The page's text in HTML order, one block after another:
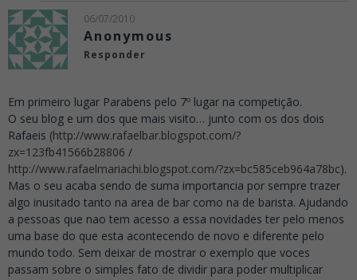
06/07/2010
Anonymous
Responder
Em primeiro lugar Parabens pelo 7º lugar na competição.
O seu blog e um dos que mais visito… junto com os dos dois
Rafaeis (http://www.rafaelbar.blogspot.com/?
zx=123fb41566b28806 /
http://www.rafaelmariachi.blogspot.com/?zx=bc585ceb964a78bc).
Mas o seu acaba sendo de suma importancia por sempre trazer
algo inusitado tanto na area de bar como na de barista. Ajudando
a pessoas que nao tem acesso a essa novidades ter pelo menos
uma base do que esta acontecendo de novo e diferente pelo
mundo todo. Sem deixar de mostrar o exemplo que voces
passam sobre o simples fato de dividir para poder multiplicar